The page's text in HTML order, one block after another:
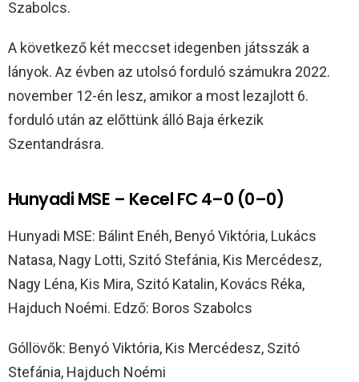
Szabolcs.
A következő két meccset idegenben játsszák a
lányok. Az évben az utolsó forduló számukra 2022.
november 12-én lesz, amikor a most lezajlott 6.
forduló után az előttünk álló Baja érkezik
Szentandrásra.
Hunyadi MSE – Kecel FC 4–0 (0–0)
Hunyadi MSE: Bálint Enéh, Benyó Viktória, Lukács
Natasa, Nagy Lotti, Szitó Stefánia, Kis Mercédesz,
Nagy Léna, Kis Mira, Szitó Katalin, Kovács Réka,
Hajduch Noémi. Edző: Boros Szabolcs
Góllövők: Benyó Viktória, Kis Mercédesz, Szitó
Stefánia, Hajduch Noémi